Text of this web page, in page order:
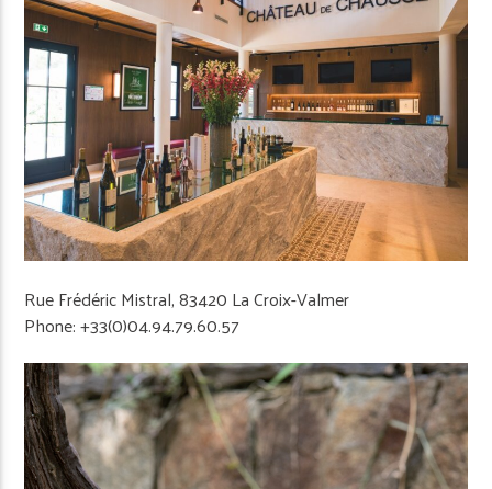
Rue Frédéric Mistral, 83420 La Croix-Valmer
Phone: +33(0)04.94.79.60.57